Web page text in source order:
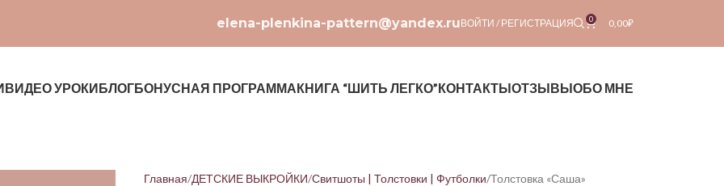
elena-plenkina-pattern@yandex.ruВОЙТИ / РЕГИСТРАЦИЯ 0 0,00₽
ВИДЕО УРОКИБЛОГБОНУСНАЯ ПРОГРАММАКНИГА “ШИТЬ ЛЕГКО”КОНТАКТЫОТЗЫВЫОБО МНЕ
Главная ДЕТСКИЕ ВЫКРОЙКИ Свитшоты | Толстовки | Футболки Толстовка «Саша»